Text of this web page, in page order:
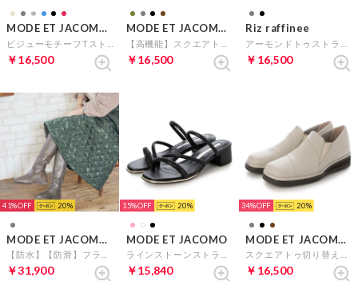
MODE ET JACOMO D'ICI
￥16,500
MODE ET JACOMO D'ICI
￥16,500
Riz raffinee
￥16,500
41% 20
MODE ET JACOMO D'ICI
￥31,900
15% 20
MODE ET JACOMO
￥15,840
34% 20
MODE ET JACOMO D'ICI
￥16,500